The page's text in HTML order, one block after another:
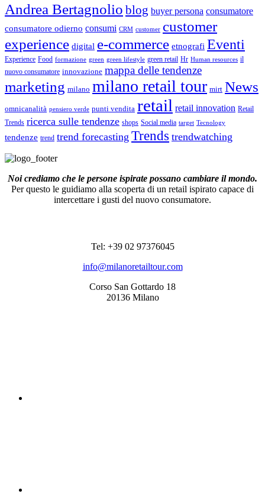
Andrea Bertagnolio blog buyer persona consumatore
consumatore odierno consumi CRM customer customer
experience digital e-commerce etnografi Eventi
Experience Food formazione green green lifestyle green retail Hr Human resources il
nuovo consumatore innovazione mappa delle tendenze
marketing milano milano retail tour mirt News
omnicanalità pensiero verde punti vendita retail retail innovation Retail
Trends ricerca sulle tendenze shops Social media target Tecnology
tendenze trend trend forecasting Trends trendwatching
Noi crediamo che le persone ispirate possano cambiare il mondo.
Per questo le guidiamo alla scoperta di un retail ispirato capace di
intercettare i gusti del nuovo consumatore.
Tel: +39 02 97376045
info@milanoretailtour.com
Corso San Gottardo 18
20136 Milano